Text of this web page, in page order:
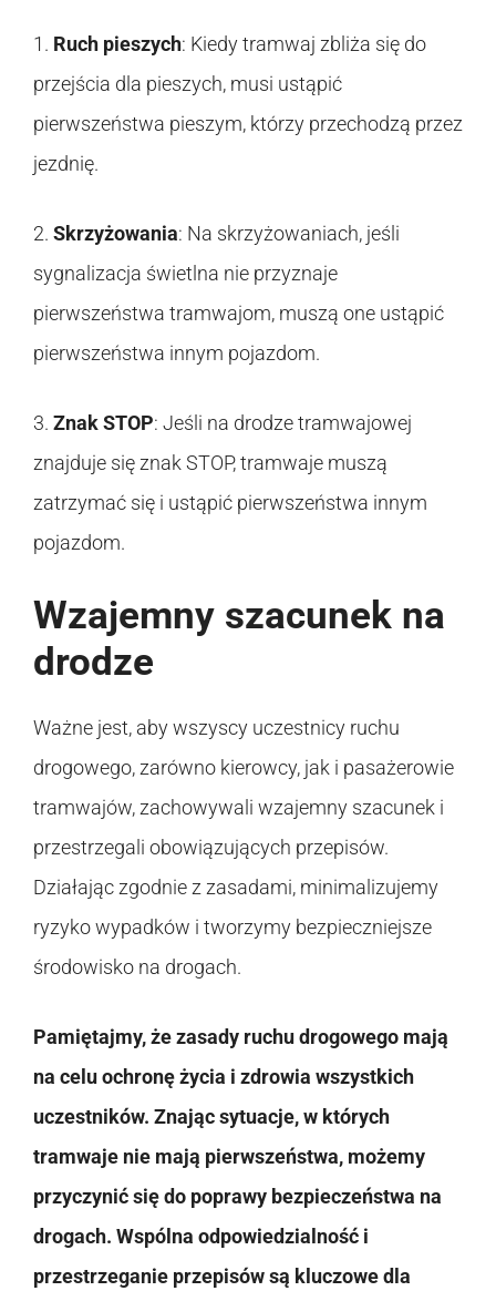
1. Ruch pieszych: Kiedy tramwaj zbliża się do
przejścia dla pieszych, musi ustąpić
pierwszeństwa pieszym, którzy przechodzą przez
jezdnię.
2. Skrzyżowania: Na skrzyżowaniach, jeśli
sygnalizacja świetlna nie przyznaje
pierwszeństwa tramwajom, muszą one ustąpić
pierwszeństwa innym pojazdom.
3. Znak STOP: Jeśli na drodze tramwajowej
znajduje się znak STOP, tramwaje muszą
zatrzymać się i ustąpić pierwszeństwa innym
pojazdom.
Wzajemny szacunek na
drodze
Ważne jest, aby wszyscy uczestnicy ruchu
drogowego, zarówno kierowcy, jak i pasażerowie
tramwajów, zachowywali wzajemny szacunek i
przestrzegali obowiązujących przepisów.
Działając zgodnie z zasadami, minimalizujemy
ryzyko wypadków i tworzymy bezpieczniejsze
środowisko na drogach.
Pamiętajmy, że zasady ruchu drogowego mają
na celu ochronę życia i zdrowia wszystkich
uczestników. Znając sytuacje, w których
tramwaje nie mają pierwszeństwa, możemy
przyczynić się do poprawy bezpieczeństwa na
drogach. Wspólna odpowiedzialność i
przestrzeganie przepisów są kluczowe dla